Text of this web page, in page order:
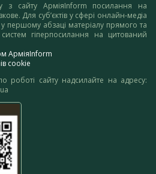
з сайту АрміяInform посилання на
Для суб’єктів у сфері онлайн-медіа
першому абзаці матеріалу прямого та
гіперпосилання на цитований
АрміяInform
cookie
роботі сайту надсилайте на адресу: